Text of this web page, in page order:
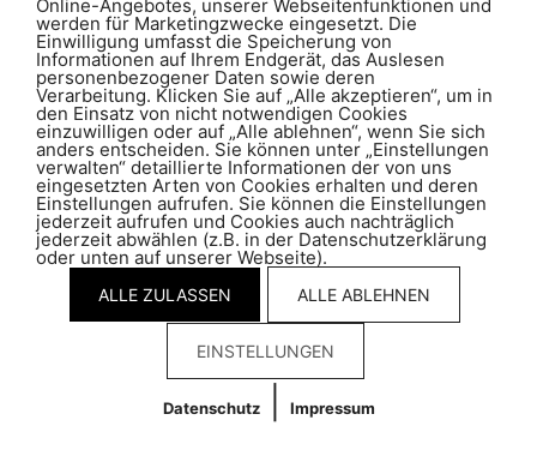
Impressum|Datenschutz
Online-Angebotes, unserer Webseitenfunktionen und
werden für Marketingzwecke eingesetzt. Die
Einwilligung umfasst die Speicherung von
Informationen auf Ihrem Endgerät, das Auslesen
personenbezogener Daten sowie deren
Verarbeitung. Klicken Sie auf „Alle akzeptieren“, um in
den Einsatz von nicht notwendigen Cookies
einzuwilligen oder auf „Alle ablehnen“, wenn Sie sich
anders entscheiden. Sie können unter „Einstellungen
verwalten“ detaillierte Informationen der von uns
eingesetzten Arten von Cookies erhalten und deren
Einstellungen aufrufen. Sie können die Einstellungen
jederzeit aufrufen und Cookies auch nachträglich
jederzeit abwählen (z.B. in der Datenschutzerklärung
oder unten auf unserer Webseite).
ALLE ZULASSEN ALLE ABLEHNEN
EINSTELLUNGEN
Datenschutz| Impressum